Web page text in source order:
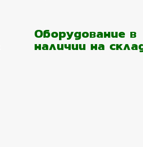
Оборудование в
наличии на